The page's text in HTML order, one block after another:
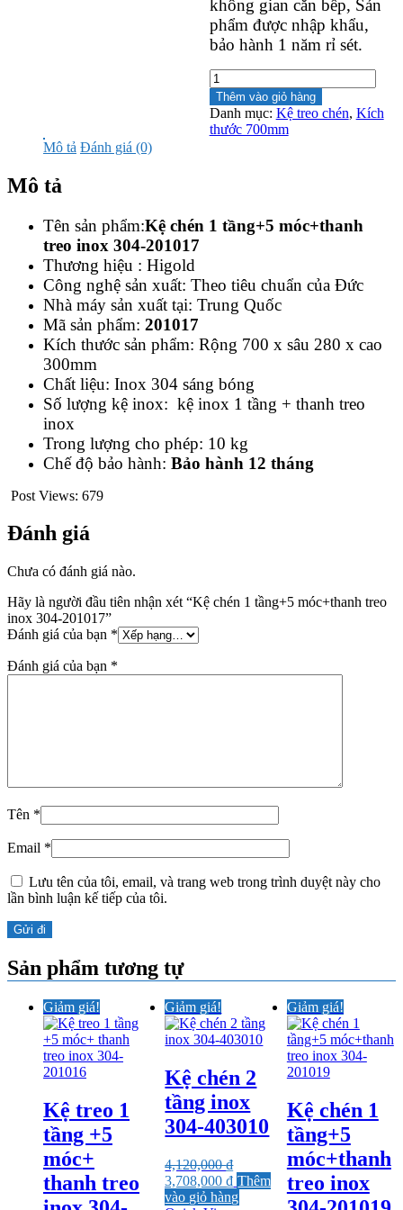
không gian căn bếp, Sản
phẩm được nhập khẩu,
bảo hành 1 năm rỉ sét.
Kệ
chén
1
tầng+5
móc+thanh
số
Thêm vào giỏ hàng
Danh mục: Kệ treo chén, Kích
thước 700mm
Mô tả Đánh giá (0)
Mô tả
Tên sản phẩm:Kệ chén 1 tầng+5 móc+thanh
treo inox 304-201017
Thương hiệu : Higold
Công nghệ sản xuất: Theo tiêu chuẩn của Đức
Nhà máy sản xuất tại: Trung Quốc
Mã sản phẩm: 201017
Kích thước sản phẩm: Rộng 700 x sâu 280 x cao
300mm
Chất liệu: Inox 304 sáng bóng
Số lượng kệ inox: kệ inox 1 tầng + thanh treo
inox
Trong lượng cho phép: 10 kg
Chế độ bảo hành: Bảo hành 12 tháng
Post Views: 679
Đánh giá
Chưa có đánh giá nào.
Hãy là người đầu tiên nhận xét “Kệ chén 1 tầng+5 móc+thanh treo
inox 304-201017”
Đánh giá của bạn *
Đánh giá của bạn *
Tên *
Email *
Lưu tên của tôi, email, và trang web trong trình duyệt này cho
lần bình luận kế tiếp của tôi.
Sản phẩm tương tự
Giảm giá!
Kệ treo 1
tầng +5
móc+
thanh treo
Giảm giá!
Kệ chén 2
tầng inox
304-403010
4,120,000₫
Giá
gốc
3,708,000₫Giá
hiện
Thêm
vào giỏ hàng
Giảm giá!
Kệ chén 1
tầng+5
móc+thanh
treo inox